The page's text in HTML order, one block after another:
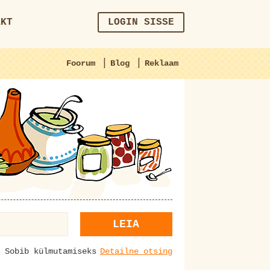
LOGIN SISSE
Foorum | Blog | Reklaam
LEIA
Sobib külmutamiseks Detailne otsing